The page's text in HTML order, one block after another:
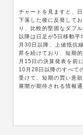
チャートを見ますと、
下落した後に反発して
り、比較的堅固なダブ
以降は日足が5日移動
月30日以降、上値抵抗
昇を続けており、短期
月15日の決算発表を前
10月28日以降のすべて
受けて、短期の買い意
展開が期待される情報